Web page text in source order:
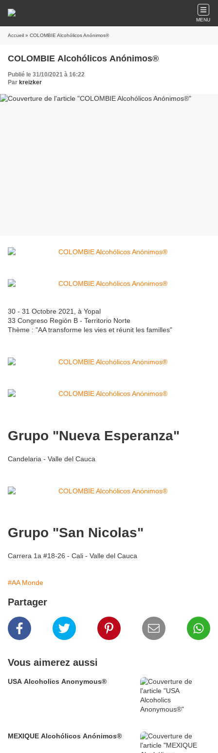
MENU
Accueil » COLOMBIE Alcohólicos Anónimos®
COLOMBIE Alcohólicos Anónimos®
Publié le 31/10/2021 à 16:22
Par kreizker
30 - 31 Octobre 2021, à Yopal
33 Congreso Región B - Territorio Norte
Thème : "AA transforme les vies et réunit les familles"
Grupo "Nueva Esperanza"
Candelaria - Valle del Cauca
Grupo "San Nicolas"
Carrera 1a #18-26 - Cali - Valle del Cauca
#AA Monde
Partager
Vous aimerez aussi
USA Alcoholics Anonymous®
MEXIQUE Alcohólicos Anónimos®